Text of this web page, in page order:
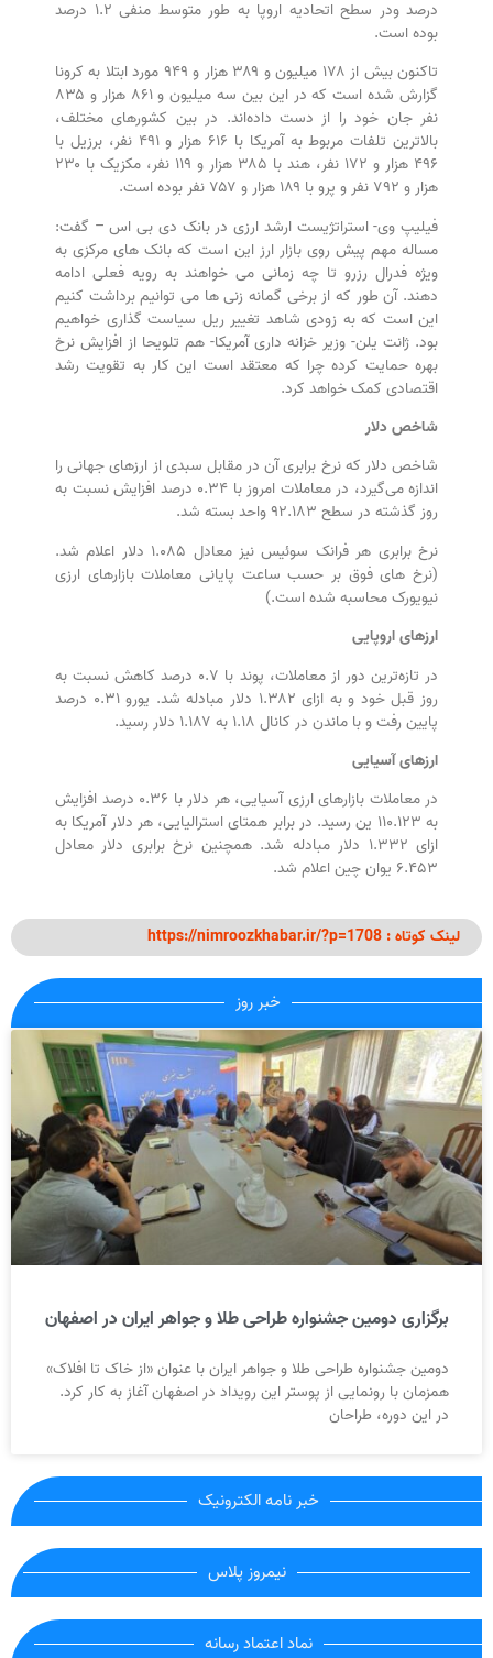
درصد ودر سطح اتحادیه اروپا به طور متوسط منفی ۱.۲ درصد
بوده است.
تاکنون بیش از ۱۷۸ میلیون و ۳۸۹ هزار و ۹۴۹ مورد ابتلا به کرونا
گزارش شده است که در این بین سه میلیون و ۸۶۱ هزار و ۸۳۵
نفر جان خود را از دست داده‌اند. در بین کشورهای مختلف،
بالاترین تلفات مربوط به آمریکا با ۶۱۶ هزار و ۴۹۱ نفر، برزیل با
۴۹۶ هزار و ۱۷۲ نفر، هند با ۳۸۵ هزار و ۱۱۹ نفر، مکزیک با ۲۳۰
هزار و ۷۹۲ نفر و پرو با ۱۸۹ هزار و ۷۵۷ نفر بوده است.
فیلیپ وی- استراتژیست ارشد ارزی در بانک دی بی اس – گفت:
مساله مهم پیش روی بازار ارز این است که بانک های مرکزی به
ویژه فدرال رزرو تا چه زمانی می خواهند به رویه فعلی ادامه
دهند. آن طور که از برخی گمانه زنی ها می توانیم برداشت کنیم
این است که به زودی شاهد تغییر ریل سیاست گذاری خواهیم
بود. ژانت یلن- وزیر خزانه داری آمریکا- هم تلویحا از افزایش نرخ
بهره حمایت کرده چرا که معتقد است این کار به تقویت رشد
اقتصادی کمک خواهد کرد.
شاخص دلار
شاخص دلار که نرخ برابری آن در مقابل سبدی از ارزهای جهانی را
اندازه می‌گیرد، در معاملات امروز با ۰.۳۴ درصد افزایش نسبت به
روز گذشته در سطح ۹۲.۱۸۳ واحد بسته شد.
نرخ برابری هر فرانک سوئیس نیز معادل ۱.۰۸۵ دلار اعلام شد.
(نرخ های فوق بر حسب ساعت پایانی معاملات بازارهای ارزی
نیویورک محاسبه شده است.)
ارزهای اروپایی
در تازه‌ترین دور از معاملات، پوند با ۰.۷ درصد کاهش نسبت به
روز قبل خود و به ازای ۱.۳۸۲ دلار مبادله شد. یورو ۰.۳۱ درصد
پایین رفت و با ماندن در کانال ۱.۱۸ به ۱.۱۸۷ دلار رسید.
ارزهای آسیایی
در معاملات بازارهای ارزی آسیایی، هر دلار با ۰.۳۶ درصد افزایش
به ۱۱۰.۱۲۳ ین رسید. در برابر همتای استرالیایی، هر دلار آمریکا به
ازای ۱.۳۳۲ دلار مبادله شد. همچنین نرخ برابری دلار معادل
۶.۴۵۳ یوان چین اعلام شد.
لینک کوتاه : https://nimroozkhabar.ir/?p=1708
خبر روز
برگزاری دومین جشنواره طراحی طلا و جواهر ایران در اصفهان
دومین جشنواره طراحی طلا و جواهر ایران با عنوان «از خاک تا افلاک»
همزمان با رونمایی از پوستر این رویداد در اصفهان آغاز به کار کرد.
در این دوره، طراحان
خبر نامه الکترونیک
نیمروز پلاس
نماد اعتماد رسانه